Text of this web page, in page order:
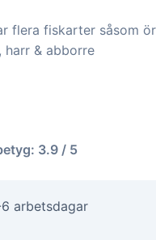
flera fiskarter såsom
harr & abborre
3.9 / 5
arbetsdagar